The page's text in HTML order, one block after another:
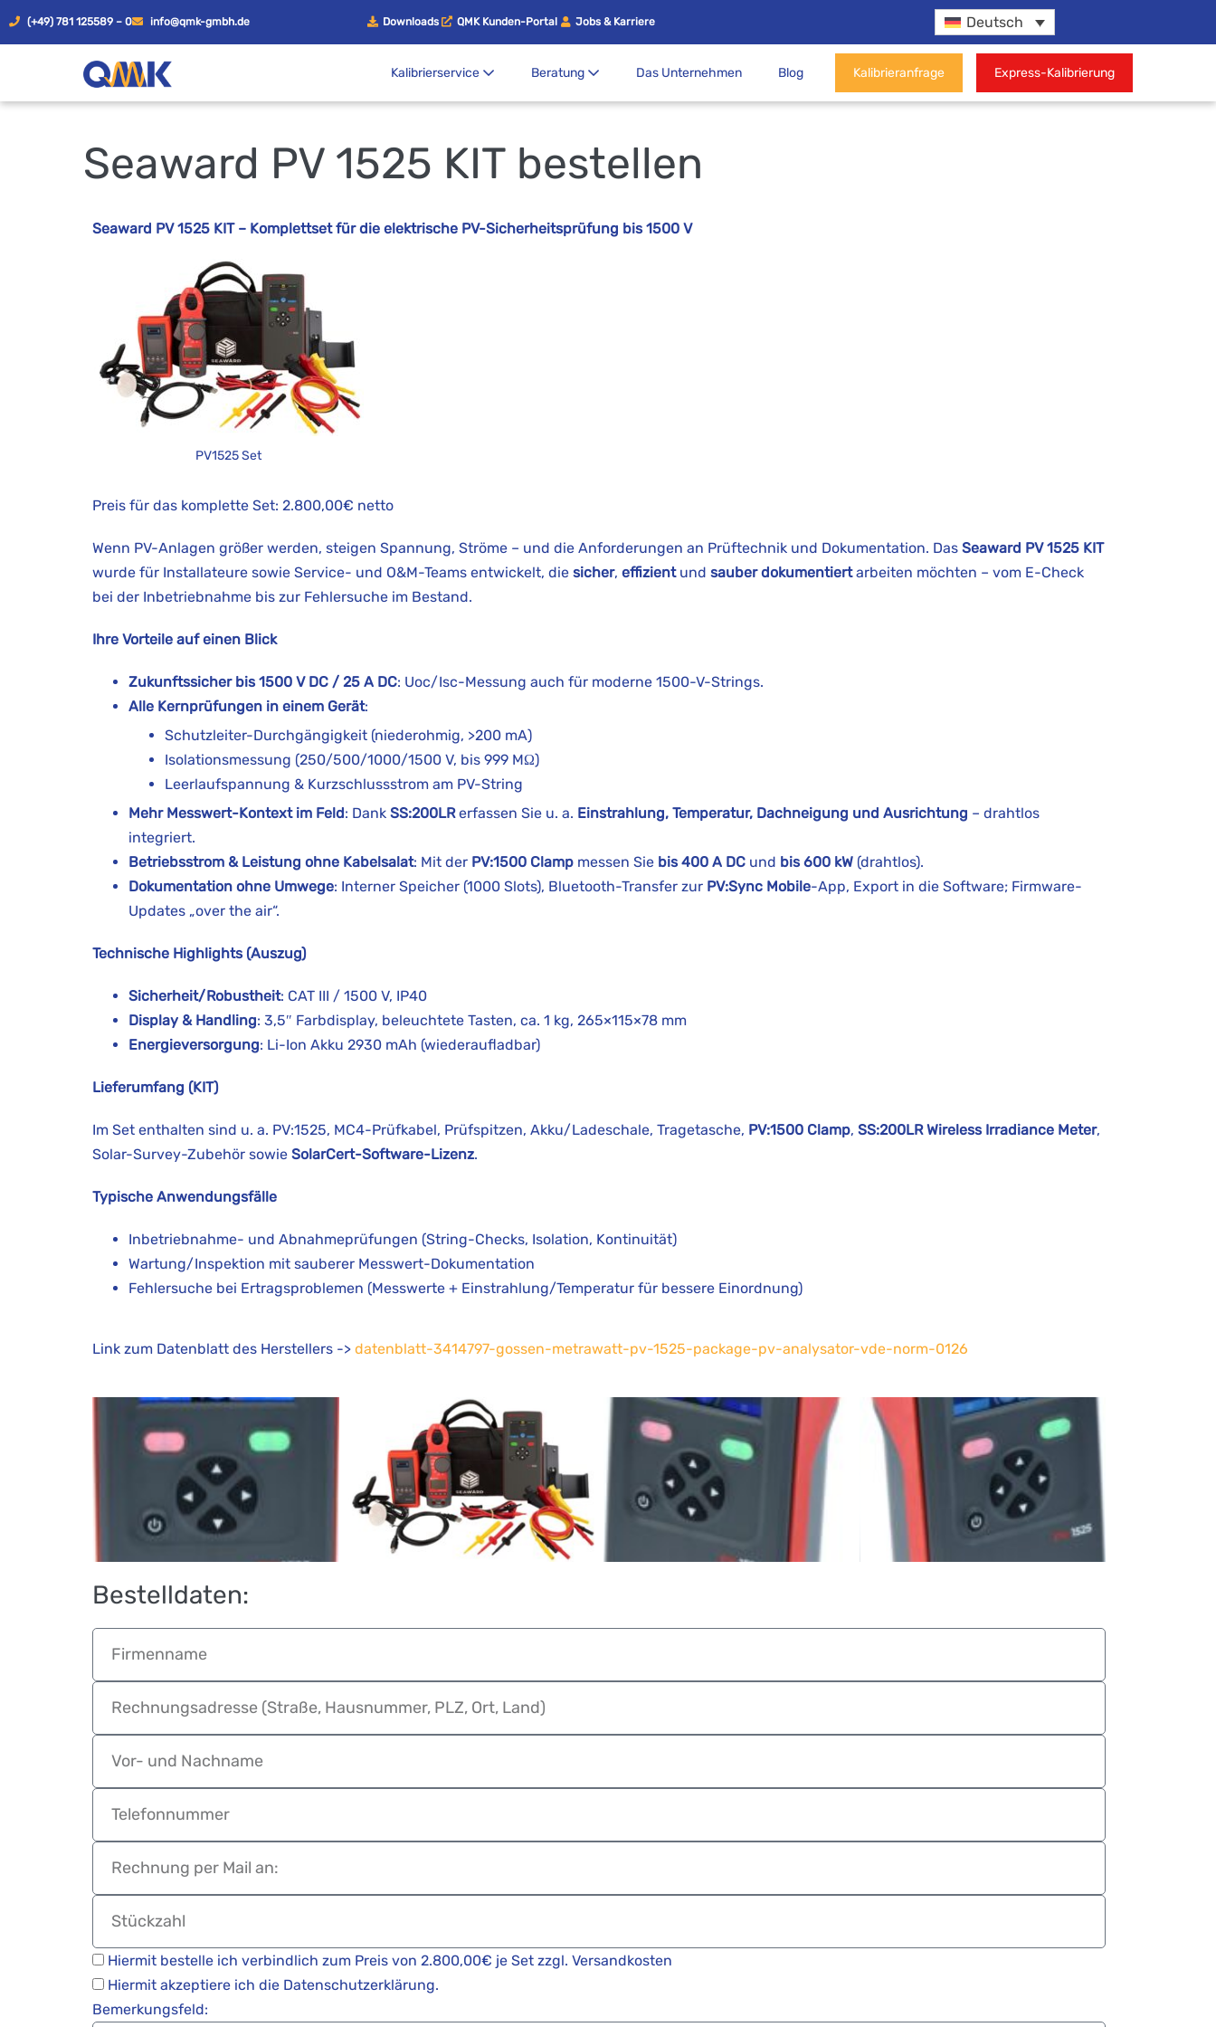
(+49) 781 125589 – 0 info@qmk-gmbh.de Downloads QMK Kunden-Portal Jobs & Karriere Deutsch
Kalibrierservice Beratung Das Unternehmen Blog Kalibrieranfrage Express-Kalibrierung
Seaward PV 1525 KIT bestellen
Seaward PV 1525 KIT – Komplettset für die elektrische PV-Sicherheitsprüfung bis 1500 V
PV1525 Set
Preis für das komplette Set: 2.800,00€ netto
Wenn PV-Anlagen größer werden, steigen Spannung, Ströme – und die Anforderungen an Prüftechnik und Dokumentation. Das Seaward PV 1525 KIT
wurde für Installateure sowie Service- und O&M-Teams entwickelt, die sicher, effizientund sauber dokumentiertarbeiten möchten – vom E-Check
bei der Inbetriebnahme bis zur Fehlersuche im Bestand.
Ihre Vorteile auf einen Blick
Zukunftssicher bis 1500 V DC / 25 A DC: Uoc/Isc-Messung auch für moderne 1500-V-Strings.
Alle Kernprüfungen in einem Gerät:
Schutzleiter-Durchgängigkeit (niederohmig, >200 mA)
Isolationsmessung (250/500/1000/1500 V, bis 999 MΩ)
Leerlaufspannung & Kurzschlussstrom am PV-String
Mehr Messwert-Kontext im Feld: Dank SS:200LRerfassen Sie u. a. Einstrahlung, Temperatur, Dachneigung und Ausrichtung – drahtlos
integriert.
Betriebsstrom & Leistung ohne Kabelsalat: Mit der PV:1500 Clamp messen Sie bis 400 A DC und bis 600 kW (drahtlos).
Dokumentation ohne Umwege: Interner Speicher (1000 Slots), Bluetooth-Transfer zur PV:Sync Mobile-App, Export in die Software; Firmware-
Updates „over the air“.
Technische Highlights (Auszug)
Sicherheit/Robustheit: CAT III / 1500 V, IP40
Display & Handling: 3,5″ Farbdisplay, beleuchtete Tasten, ca. 1 kg, 265×115×78 mm
Energieversorgung: Li-Ion Akku 2930 mAh (wiederaufladbar)
Lieferumfang (KIT)
Im Set enthalten sind u. a. PV:1525, MC4-Prüfkabel, Prüfspitzen, Akku/Ladeschale, Tragetasche, PV:1500 Clamp, SS:200LR Wireless Irradiance Meter,
Solar-Survey-Zubehör sowie SolarCert-Software-Lizenz.
Typische Anwendungsfälle
Inbetriebnahme- und Abnahmeprüfungen (String-Checks, Isolation, Kontinuität)
Wartung/Inspektion mit sauberer Messwert-Dokumentation
Fehlersuche bei Ertragsproblemen (Messwerte + Einstrahlung/Temperatur für bessere Einordnung)
Link zum Datenblatt des Herstellers -> datenblatt-3414797-gossen-metrawatt-pv-1525-package-pv-analysator-vde-norm-0126
Bestelldaten:
Hiermit bestelle ich verbindlich zum Preis von 2.800,00€ je Set zzgl. Versandkosten
Hiermit akzeptiere ich die Datenschutzerklärung.
Bemerkungsfeld: